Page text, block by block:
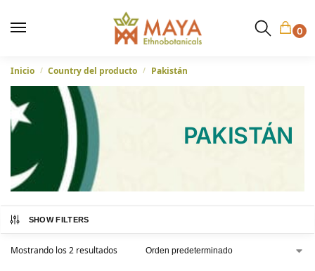
0
Inicio / Country del producto / Pakistán
PAKISTÁN
SHOW FILTERS
Mostrando los 2 resultados